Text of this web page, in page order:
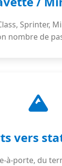
Sprinter,
nombre de
vers
à-porte, du